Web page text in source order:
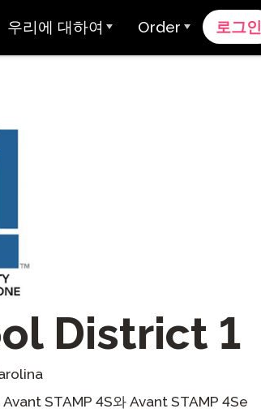
명
어 몰입)
연락하기
Ellevation
클레버 온보딩
얼
우리에 대하여
신뢰 & 준수
Order 로그인
District 1
STAMP 4S와 Avant STAMP 4Se